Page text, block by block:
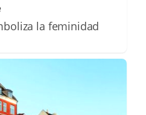
la feminidad